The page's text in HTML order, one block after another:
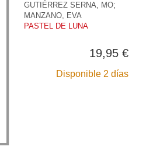
GUTIÉRREZ SERNA, MO;
MANZANO, EVA
PASTEL DE LUNA
19,95 €
Disponible 2 días